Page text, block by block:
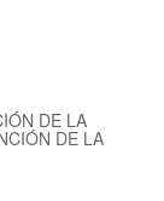
DE LA
DE LA